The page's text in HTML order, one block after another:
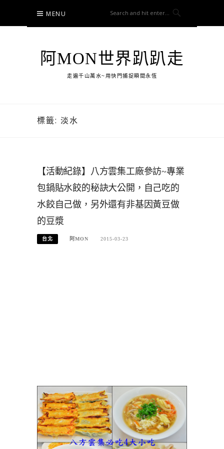
content
MENU
阿MON世界趴趴走
走遍千山萬水~用快門捕捉瞬間永恆
標籤: 淡水
【活動紀錄】八方雲集工廠參訪~專業
包鍋貼水餃的秘訣大公開，自己吃的
水餃自己做，另外還有非基因黃豆做
的豆漿
台北 阿MON 2015-03-23